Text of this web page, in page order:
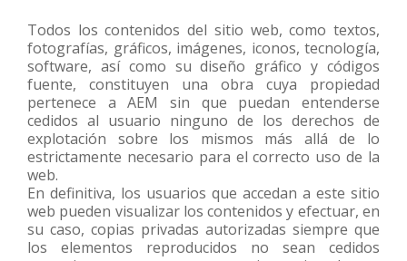
Todos los contenidos del sitio web, como textos,
fotografías, gráficos, imágenes, iconos, tecnología,
software, así como su diseño gráfico y códigos
fuente, constituyen una obra cuya propiedad
pertenece a AEM sin que puedan entenderse
cedidos al usuario ninguno de los derechos de
explotación sobre los mismos más allá de lo
estrictamente necesario para el correcto uso de la
web.
En definitiva, los usuarios que accedan a este sitio
web pueden visualizar los contenidos y efectuar, en
su caso, copias privadas autorizadas siempre que
los elementos reproducidos no sean cedidos